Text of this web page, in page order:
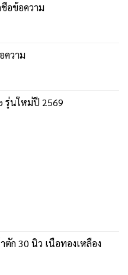
อข้อความ
ความ
รุ่นใหม่ปี 2569
ก 30 นิ้ว เนื้อทองเหลือง